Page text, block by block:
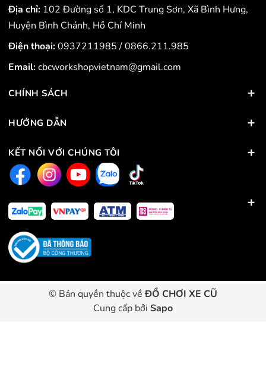
Địa chỉ: 102 Đường số 1, KDC Trung Sơn, Xã Bình Hưng,
Huyện Bình Chánh, Hồ Chí Minh
Điện thoại:0937211985/0866.211.985
Email:cbcworkshopvietnam@gmail.com
CHÍNH SÁCH
HƯỚNG DẪN
KẾT NỐI VỚI CHÚNG TÔI
© Bản quyền thuộc vềĐỒ CHƠI XE CŨ
Cung cấp bởi Sapo